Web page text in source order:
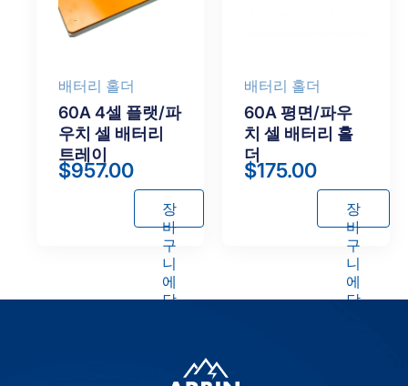
배터리 홀더
60A 4셀 플랫/파
우치 셀 배터리
트레이
$957.00
장
바
구
니
에
담
배터리 홀더
60A 평면/파우
치 셀 배터리 홀
더
$175.00
장
바
구
니
에
담